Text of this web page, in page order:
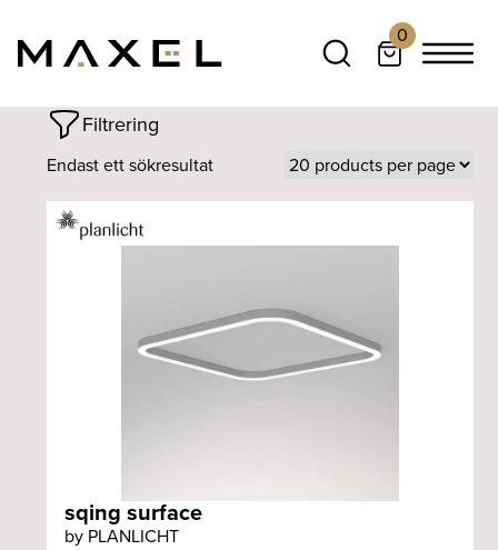
0
Filtrering
Endast ett sökresultat
sqing surface
by PLANLICHT